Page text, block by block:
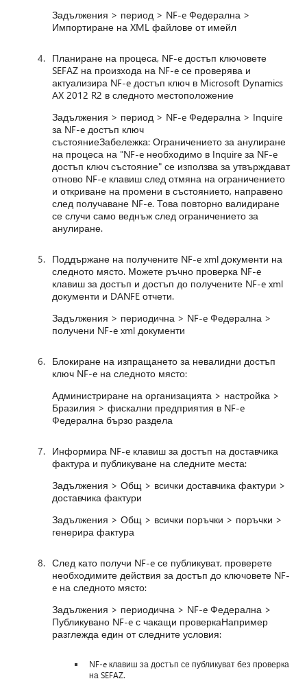
Задължения > период > NF-e Федерална >
Импортиране на XML файлове от имейл
Планиране на процеса, NF-e достъп ключовете
SEFAZ на произхода на NF-e се проверява и
актуализира NF-e достъп ключ в Microsoft Dynamics
AX 2012 R2 в следното местоположение
Задължения > период > NF-e Федерална > Inquire
за NF-e достъп ключ
състояниеЗабележка: Ограничението за анулиране
на процеса на "NF-e необходимо в Inquire за NF-e
достъп ключ състояние" се използва за утвърждават
отново NF-e клавиш след отмяна на ограничението
и откриване на промени в състоянието, направено
след получаване NF-e. Това повторно валидиране
се случи само веднъж след ограничението за
анулиране.
Поддържане на получените NF-e xml документи на
следното място. Можете ръчно проверка NF-e
клавиш за достъп и достъп до получените NF-e xml
документи и DANFE отчети.
Задължения > периодична > NF-e Федерална >
получени NF-e xml документи
Блокиране на изпращането за невалидни достъп
ключ NF-e на следното място:
Администриране на организацията > настройка >
Бразилия > фискални предприятия в NF-e
Федерална бързо раздела
Информира NF-e клавиш за достъп на доставчика
фактура и публикуване на следните места:
Задължения > Общ > всички доставчика фактури >
доставчика фактури
Задължения > Общ > всички поръчки > поръчки >
генерира фактура
След като получи NF-e се публикуват, проверете
необходимите действия за достъп до ключовете NF-
e на следното място:
Задължения > периодична > NF-e Федерална >
Публикувано NF-e с чакащи проверкаНапример
разглежда един от следните условия:
NF-e клавиш за достъп се публикуват без проверка
на SEFAZ.